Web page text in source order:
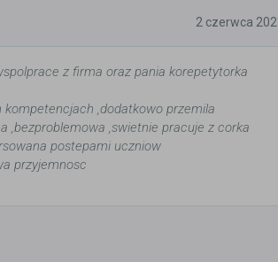
2 czerwca
z firma oraz pania korepetytorka
,dodatkowo przemila
,bezproblemowa ,swietnie pracuje z corka
postepami uczniow
przyjemnosc